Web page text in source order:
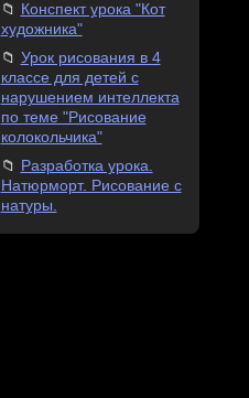
Конспект урока "Кот
художника"
Урок рисования в 4
классе для детей с
нарушением интеллекта
по теме "Рисование
колокольчика"
Разработка урока.
Натюрморт. Рисование с
натуры.